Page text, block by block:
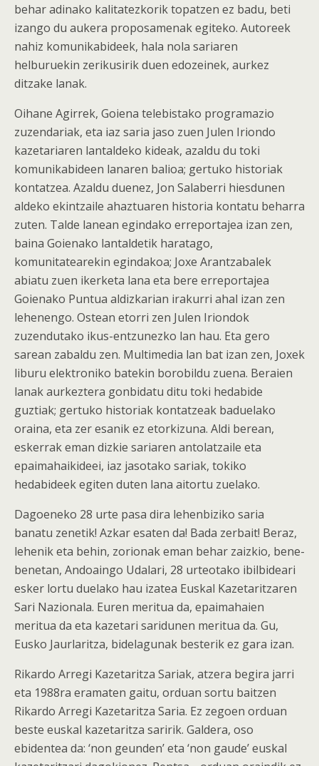
behar adinako kalitatezkorik topatzen ez badu, beti
izango du aukera proposamenak egiteko. Autoreek
nahiz komunikabideek, hala nola sariaren
helburuekin zerikusirik duen edozeinek, aurkez
ditzake lanak.
Oihane Agirrek, Goiena telebistako programazio
zuzendariak, eta iaz saria jaso zuen Julen Iriondo
kazetariaren lantaldeko kideak, azaldu du toki
komunikabideen lanaren balioa; gertuko historiak
kontatzea. Azaldu duenez, Jon Salaberri hiesdunen
aldeko ekintzaile ahaztuaren historia kontatu beharra
zuten. Talde lanean egindako erreportajea izan zen,
baina Goienako lantaldetik haratago,
komunitatearekin egindakoa; Joxe Arantzabalek
abiatu zuen ikerketa lana eta bere erreportajea
Goienako Puntua aldizkarian irakurri ahal izan zen
lehenengo. Ostean etorri zen Julen Iriondok
zuzendutako ikus-entzunezko lan hau. Eta gero
sarean zabaldu zen. Multimedia lan bat izan zen, Joxek
liburu elektroniko batekin borobildu zuena. Beraien
lanak aurkeztera gonbidatu ditu toki hedabide
guztiak; gertuko historiak kontatzeak baduelako
oraina, eta zer esanik ez etorkizuna. Aldi berean,
eskerrak eman dizkie sariaren antolatzaile eta
epaimahaikideei, iaz jasotako sariak, tokiko
hedabideek egiten duten lana aitortu zuelako.
Dagoeneko 28 urte pasa dira lehenbiziko saria
banatu zenetik! Azkar esaten da! Bada zerbait! Beraz,
lehenik eta behin, zorionak eman behar zaizkio, bene-
benetan, Andoaingo Udalari, 28 urteotako ibilbideari
esker lortu duelako hau izatea Euskal Kazetaritzaren
Sari Nazionala. Euren meritua da, epaimahaien
meritua da eta kazetari saridunen meritua da. Gu,
Eusko Jaurlaritza, bidelagunak besterik ez gara izan.
Rikardo Arregi Kazetaritza Sariak, atzera begira jarri
eta 1988ra eramaten gaitu, orduan sortu baitzen
Rikardo Arregi Kazetaritza Saria. Ez zegoen orduan
beste euskal kazetaritza saririk. Galdera, oso
ebidentea da: ‘non geunden’ eta ‘non gaude’ euskal